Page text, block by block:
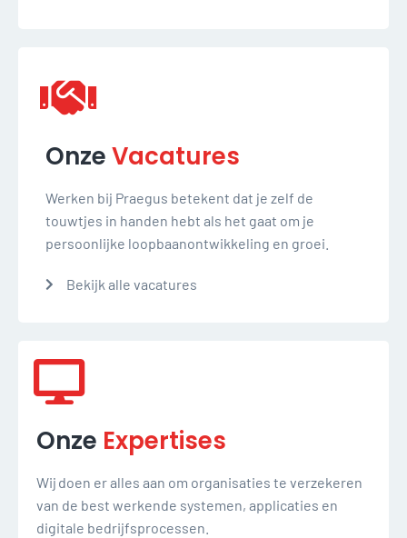
OnzeVacatures
Werken bij Praegus betekent dat je zelf de
touwtjes in handen hebt als het gaat om je
persoonlijke loopbaanontwikkeling en groei.
Bekijk alle vacatures
Onze Expertises
Wij doen er alles aan om organisaties te verzekeren
van de best werkende systemen, applicaties en
digitale bedrijfsprocessen.